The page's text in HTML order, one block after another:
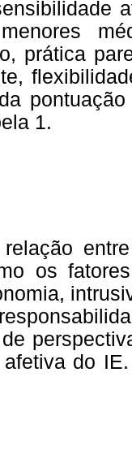
menores
prática
1.
os
do